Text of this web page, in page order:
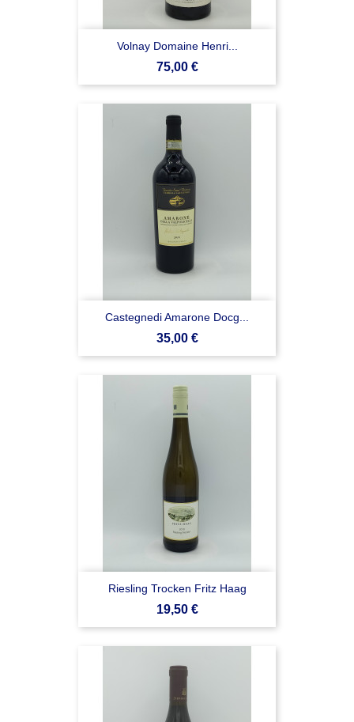
Volnay Domaine Henri...
Prezzo
75,00 €
Castegnedi Amarone Docg...
Prezzo
35,00 €
Riesling Trocken Fritz Haag
Prezzo
19,50 €